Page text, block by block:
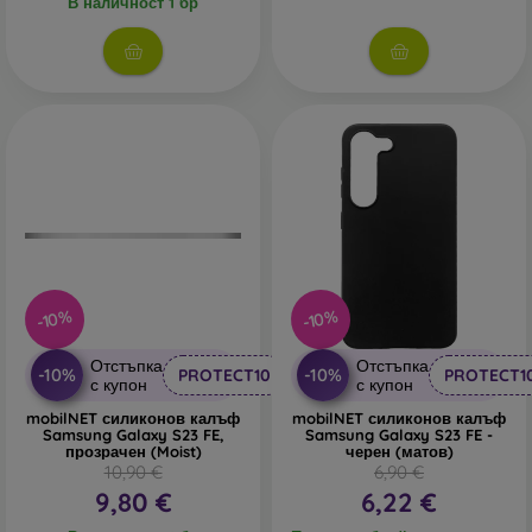
В нашия онлайн магазин
ще намерите десетки
интересни калъфи за телефони, изработени от различни
материали. Просто изберете този, който е за вас.
-10%
-10%
Отстъпка
с купон
PROTECT10
mobilNET силиконов калъф
Samsung Galaxy S23 FE,
прозрачен (Moist)
10,90 €
9,80 €
-10%
-10%
Отстъпка
с купон
mobilNET силиконов калъф
Samsung Galaxy S23 FE -
черен (матов)
6,90 €
6,22 €